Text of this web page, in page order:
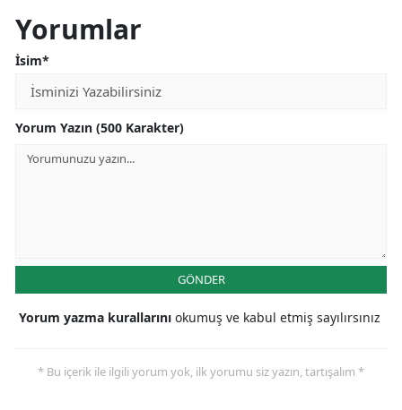
Yorumlar
İsim*
Yorum Yazın (500 Karakter)
GÖNDER
Yorum yazma kurallarını okumuş ve kabul etmiş sayılırsınız
* Bu içerik ile ilgili yorum yok, ilk yorumu siz yazın, tartışalım *